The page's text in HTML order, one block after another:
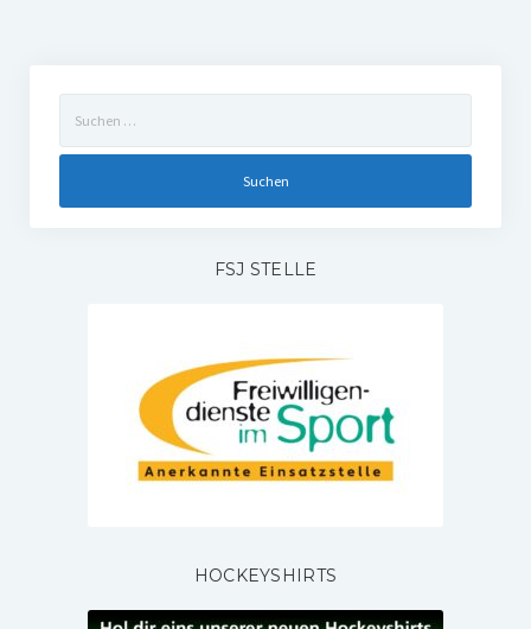
nach:
FSJ STELLE
HOCKEYSHIRTS